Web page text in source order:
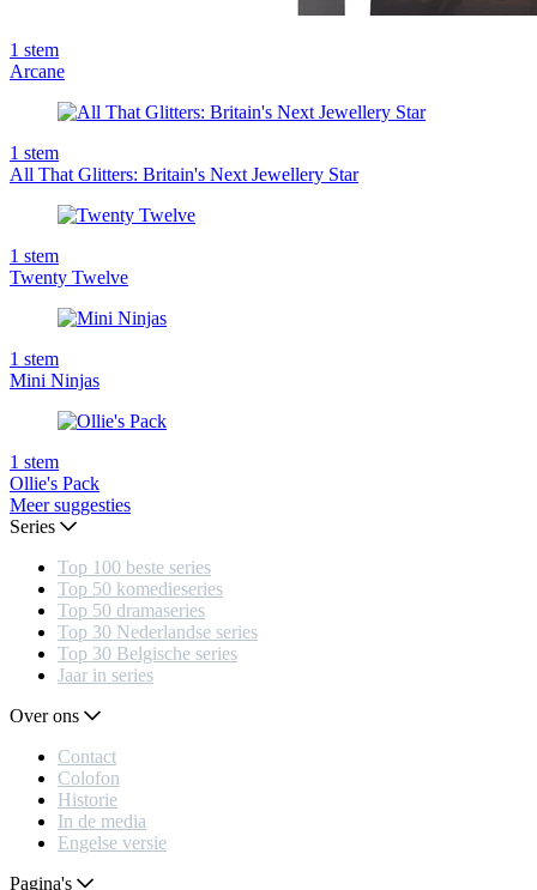
1 stem
Arcane
1 stem
All That Glitters: Britain's Next Jewellery Star
1 stem
Twenty Twelve
1 stem
Mini Ninjas
1 stem
Ollie's Pack
Meer suggesties
Series
Top 100 beste series
Top 50 komedieseries
Top 50 dramaseries
Top 30 Nederlandse series
Top 30 Belgische series
Jaar in series
Over ons
Contact
Colofon
Historie
In de media
Engelse versie
Pagina's